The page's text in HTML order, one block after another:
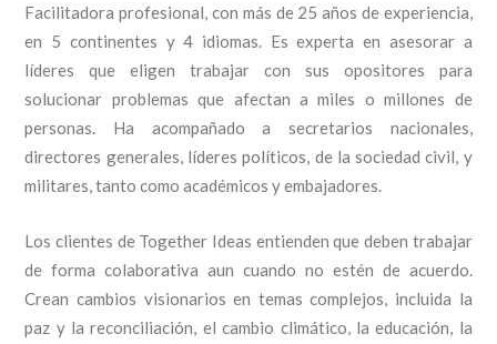
Facilitadora profesional, con más de 25 años de experiencia,
en 5 continentes y 4 idiomas. Es experta en asesorar a
líderes que eligen trabajar con sus opositores para
solucionar problemas que afectan a miles o millones de
personas. Ha acompañado a secretarios nacionales,
directores generales, líderes políticos, de la sociedad civil, y
militares, tanto como académicos y embajadores.
Los clientes de Together Ideas entienden que deben trabajar
de forma colaborativa aun cuando no estén de acuerdo.
Crean cambios visionarios en temas complejos, incluida la
paz y la reconciliación, el cambio climático, la educación, la